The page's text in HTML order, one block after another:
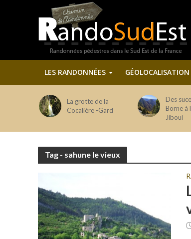
LES RANDONNÉES
La grotte de la
Cocalière -Gard
Des
Borne à
Jiboui
Tag - sahune le vieux